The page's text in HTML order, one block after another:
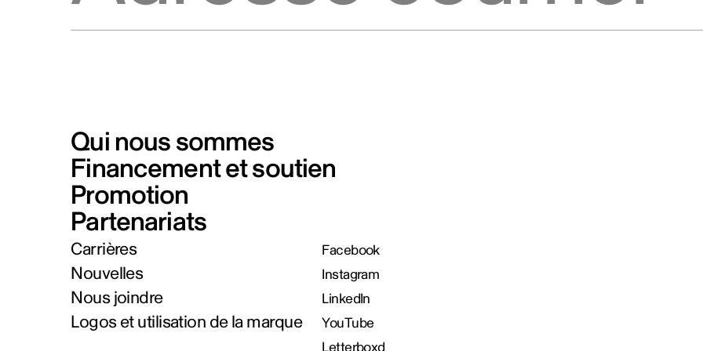
Qui nous sommes
Financement et soutien
Promotion
Partenariats
Carrières
Nouvelles
Nous joindre
Logos et utilisation de la marque
Facebook
Instagram
LinkedIn
YouTube
Letterboxd